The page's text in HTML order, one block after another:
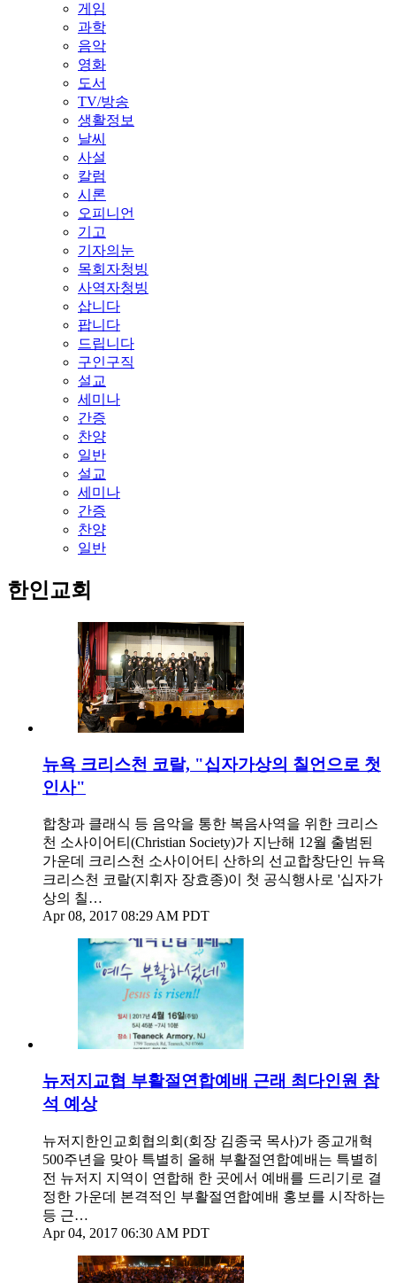
게임
과학
음악
영화
도서
TV/방송
생활정보
날씨
사설
칼럼
시론
오피니언
기고
기자의눈
목회자청빙
사역자청빙
삽니다
팝니다
드립니다
구인구직
설교
세미나
간증
찬양
일반
설교
세미나
간증
찬양
일반
한인교회
뉴욕 크리스천 코랄, "십자가상의 칠언으로 첫
인사"
합창과 클래식 등 음악을 통한 복음사역을 위한 크리스
천 소사이어티(Christian Society)가 지난해 12월 출범된
가운데 크리스천 소사이어티 산하의 선교합창단인 뉴욕
크리스천 코랄(지휘자 장효종)이 첫 공식행사로 '십자가
상의 칠…
Apr 08, 2017 08:29 AM PDT
뉴저지교협 부활절연합예배 근래 최다인원 참
석 예상
뉴저지한인교회협의회(회장 김종국 목사)가 종교개혁
500주년을 맞아 특별히 올해 부활절연합예배는 특별히
전 뉴저지 지역이 연합해 한 곳에서 예배를 드리기로 결
정한 가운데 본격적인 부활절연합예배 홍보를 시작하는
등 근…
Apr 04, 2017 06:30 AM PDT